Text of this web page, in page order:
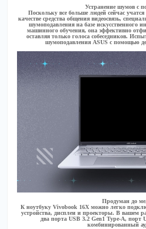
Устранение шумов с
Поскольку все больше людей сейчас
качестве средства общения видеосвязь,
шумоподавления на базе искусственного
машинного обучения, она эффективно
оставляя только голоса собеседников.
шумоподавления ASUS с помощью
Продуман до
К ноутбуку Vivobook 16X можно легко
устройства, дисплеи и проекторы. В вашем
два порта USB 3.2 Gen1 Type-A, порт
комбинированный